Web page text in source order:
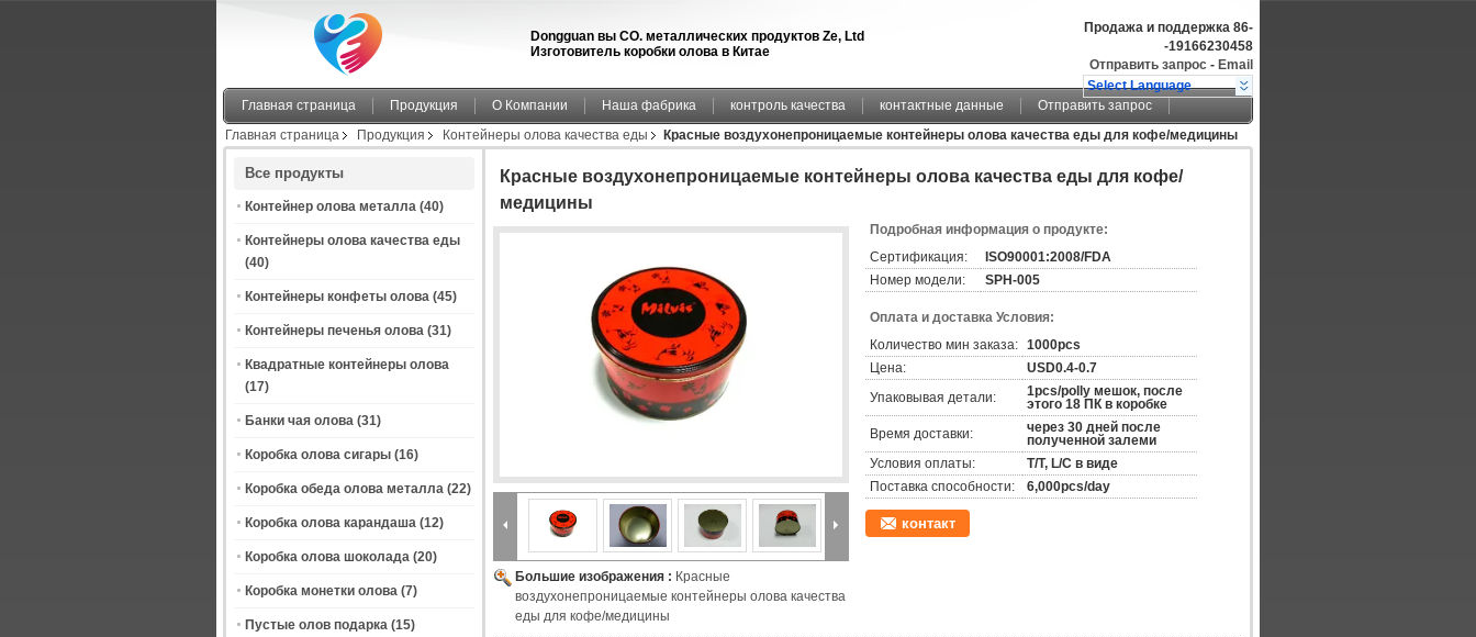
Dongguan вы CO. металлических продуктов Ze, Ltd
Изготовитель коробки олова в Китае
Продажа и поддержка 86-
-19166230458
Отправить запрос - Email
Select Language
Главная страница
Продукция О Компании Наша фабрика контроль качества контактные данные
Отправить запрос
Главная страница
Продукция Контейнеры олова качества еды Красные воздухонепроницаемые контейнеры олова качества еды для кофе/медицины
Все продукты
Контейнер олова металла (40)
Контейнеры олова качества еды
(40)
Контейнеры конфеты олова (45)
Контейнеры печенья олова (31)
Квадратные контейнеры олова
(17)
Банки чая олова (31)
Коробка олова сигары (16)
Коробка обеда олова металла (22)
Коробка олова карандаша (12)
Коробка олова шоколада (20)
Коробка монетки олова (7)
Пустые олов подарка (15)
Красные воздухонепроницаемые контейнеры олова качества еды для кофе/
медицины
Большие изображения : Красные
воздухонепроницаемые контейнеры олова качества
еды для кофе/медицины
Подробная информация о продукте:
Сертификация:
ISO90001:2008/FDA
Номер модели:
SPH-005
Оплата и доставка Условия:
Количество мин заказа: 1000pcs
Цена:
USD0.4-0.7
Упаковывая детали:
1pcs/polly мешок, после
этого 18 ПК в коробке
Время доставки:
через 30 дней после
полученной залеми
Условия оплаты:
T/T, L/C в виде
Поставка способности:
6,000pcs/day
контакт